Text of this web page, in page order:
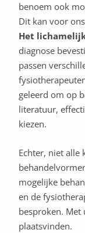
benoem ook
Dit kan voor
Het
diagnose
passen
geleerd om op
literatuur,
kiezen.
Echter, niet alle
mogelijke
en de
besproken. Met
plaatsvinden.